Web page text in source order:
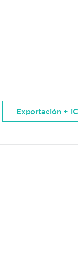
Exportación +